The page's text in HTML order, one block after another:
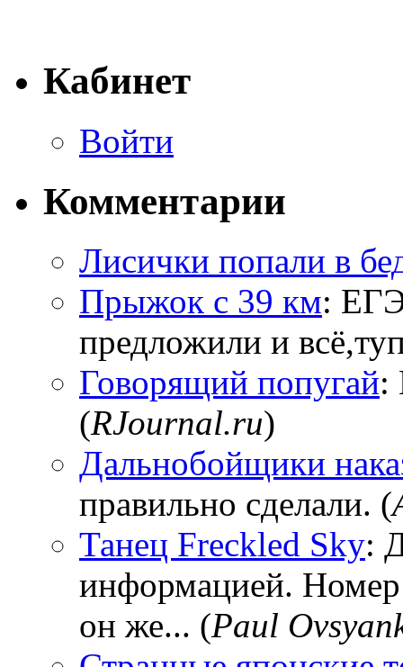
Кабинет
Войти
Комментарии
Лисички попали в
Прыжок с 39 км:
предложили и
Говорящий попугай:
(RJournal.ru)
Дальнобойщики
правильно сделали. (
Танец Freckled Sky:
информацией.
он же... (Paul